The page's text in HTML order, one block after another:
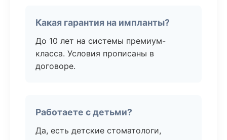
Какая гарантия на импланты?
До 10 лет на системы премиум-
класса. Условия прописаны в
договоре.
Работаете с детьми?
Да, есть детские стоматологи,